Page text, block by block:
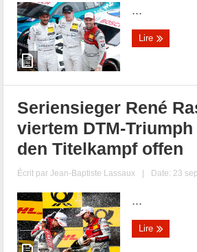
...
Lire
Seriensieger René
viertem DTM-
den Titelkampf offen
Écrit parJean-Baptiste Lassaux | Date: 23
...
Lire